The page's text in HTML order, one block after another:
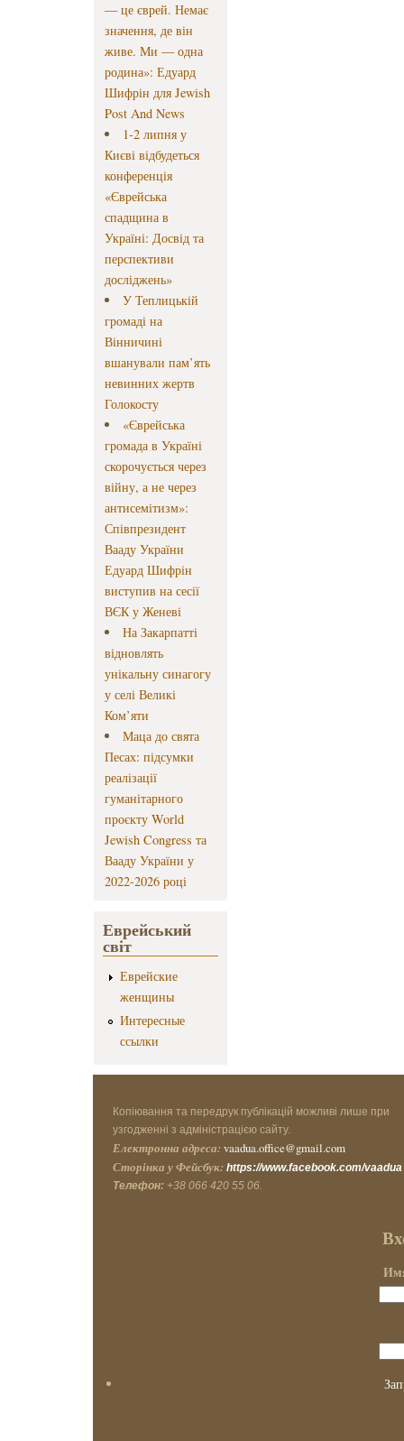
— це єврей. Немає
значення, де він
живе. Ми — одна
родина»: Едуард
Шифрін для Jewish
Post And News
1-2 липня у
Києві відбудеться
конференція
«Єврейська
спадщина в
Україні: Досвід та
перспективи
досліджень»
У Теплицькій
громаді на
Вінничині
вшанували пам’ять
невинних жертв
Голокосту
«Єврейська
громада в Україні
скорочується через
війну, а не через
антисемітизм»:
Співпрезидент
Вааду України
Едуард Шифрін
виступив на сесії
ВЄК у Женеві
На Закарпатті
відновлять
унікальну синагогу
у селі Великі
Ком’яти
Маца до свята
Песах: підсумки
реалізації
гуманітарного
проєкту World
Jewish Congress та
Вааду України у
2022-2026 році
Еврейський
світ
Еврейские
женщины
Интересные
ссылки
Копіювання та передрук публікацій можливі лише при
узгодженні з адміністрацією сайту.
Електронна адреса: vaadua.office@gmail.com
Сторінка у Фейсбук: https://www.facebook.com/vaadua
Телефон: +38 066 420 55 06.